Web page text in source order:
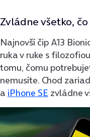
Zvládne všetko,
Najnovší čip A13
ruka v ruke s
tomu, čomu
nemusíte. Chod
a iPhone SE zvládne